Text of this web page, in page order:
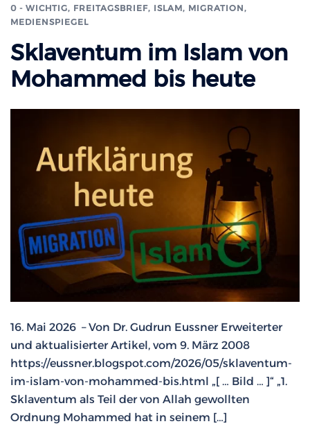
0 - WICHTIG, FREITAGSBRIEF, ISLAM, MIGRATION,
MEDIENSPIEGEL
Sklaventum im Islam von
Mohammed bis heute
16. Mai 2026 – Von Dr. Gudrun Eussner Erweiterter
und aktualisierter Artikel, vom 9. März 2008
https://eussner.blogspot.com/2026/05/sklaventum-
im-islam-von-mohammed-bis.html „[ … Bild … ]“ „1.
Sklaventum als Teil der von Allah gewollten
Ordnung Mohammed hat in seinem […]